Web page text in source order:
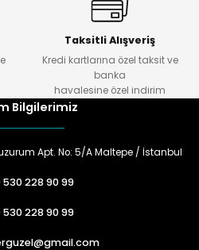
Taksitli Alışveriş
Kredi kartlarına özel taksit ve
banka
havalesine özel indirim
Bilgilerimiz
Apt. No: 5/A Maltepe / İstanbul
530 228 90 99
530 228 90 99